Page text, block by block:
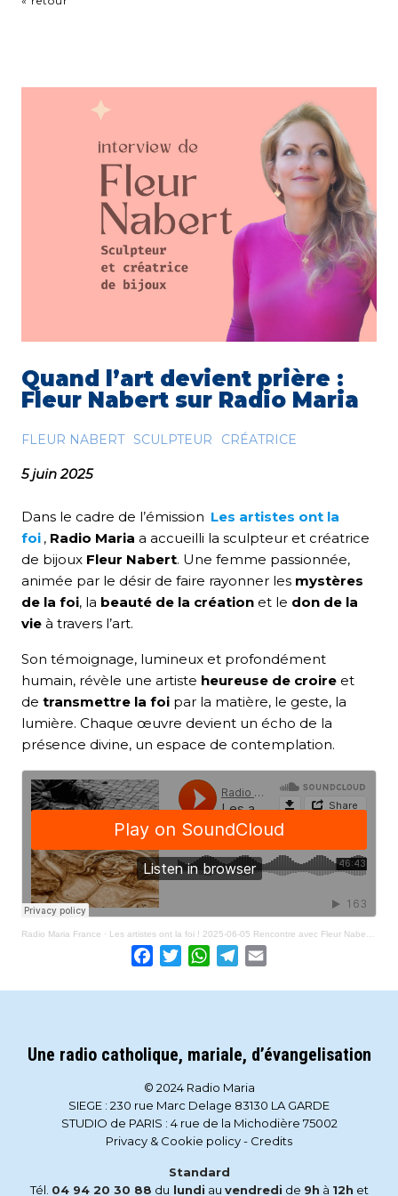
Quand l’art devient prière :
Fleur Nabert sur Radio Maria
FLEUR NABERT SCULPTEUR CRÉATRICE
5 juin 2025
Dans le cadre de l’émission Les artistes ont la
foi , Radio Maria a accueilli la sculpteur et créatrice
de bijoux Fleur Nabert. Une femme passionnée,
animée par le désir de faire rayonner les mystères
de la foi, la beauté de la création et le don de la
vie à travers l’art.
Son témoignage, lumineux et profondément
humain, révèle une artiste heureuse de croire et
de transmettre la foi par la matière, le geste, la
lumière. Chaque œuvre devient un écho de la
présence divine, un espace de contemplation.
Radio Maria France · Les artistes ont la foi ! 2025-06-05 Rencontre avec Fleur Nabert, artiste sculpteur
Facebook
TwitterWhatsApp
Telegram
Une radio catholique, mariale, d’évangelisation
© 2024 Radio Maria
SIEGE : 230 rue Marc Delage 83130 LA GARDE
STUDIO de PARIS : 4 rue de la Michodière 75002
Privacy & Cookie policy- Credits
Standard
Tél. 04 94 20 30 88 du lundi au vendredi de 9h à 12h et